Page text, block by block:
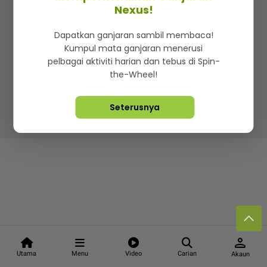
Utama Menu Video Carian
person
Akaun
Iklan di SMG360
Terma & Syarat Dasar Privasi
Lebih hot, viral dan sensasi
Hakcipta Terpelihara ©2026. Star Media Group Berhad
Nexus!
Dapatkan ganjaran sambil membaca!
Kumpul mata ganjaran menerusi
pelbagai aktiviti harian dan tebus di Spin-
the-Wheel!
Seterusnya